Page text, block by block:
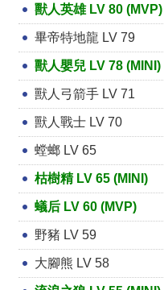
獸人英雄 LV 80 (MVP)
畢帝特地龍 LV 79
獸人嬰兒 LV 78 (MINI)
獸人弓箭手 LV 71
獸人戰士 LV 70
螳螂 LV 65
枯樹精 LV 65 (MINI)
蟻后 LV 60 (MVP)
野豬 LV 59
大腳熊 LV 58